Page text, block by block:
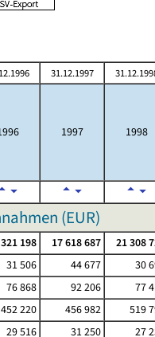
31.12.1997
1997 1998
(EUR)
198 17 618 687 21 308
31 506 44 677 30
76 868 92 206 77
452 220 456 982 519
29 516 31 250 27